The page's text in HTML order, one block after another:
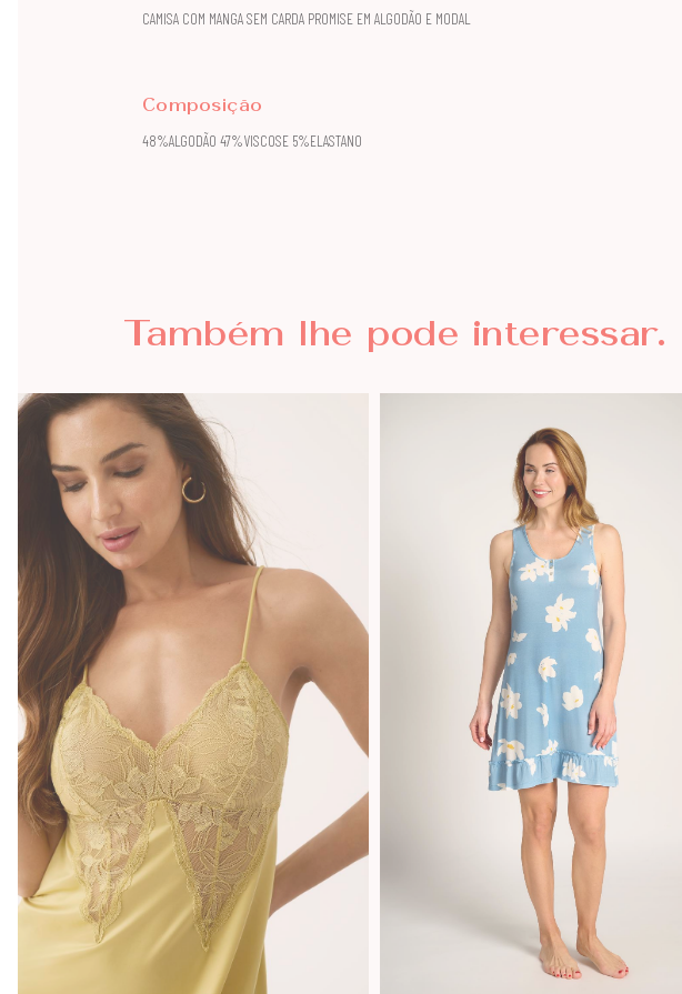
CAMISA COM MANGA SEM CARDA PROMISE EM ALGODÃO E MODAL
Composição
48%ALGODÃO 47%VISCOSE 5%ELASTANO
Também lhe pode interessar.